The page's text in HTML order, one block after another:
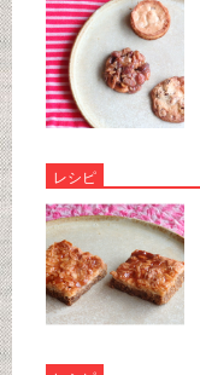
レシピ